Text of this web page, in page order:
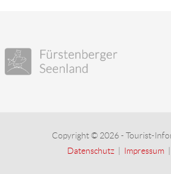
Copyright © 2026 - Tourist-
Datenschutz
Impressum